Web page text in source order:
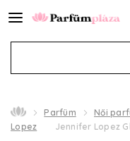
Parfüm Női
Lopez
Jennifer Lopez